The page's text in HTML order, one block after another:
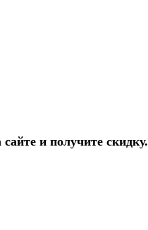
и получите скидку.